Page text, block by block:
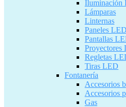
Iluminación
Lámparas
Linternas
Paneles LED
Pantallas
Proyectores
Regletas
Tiras LED
Fontanería
Accesorios
Accesorios
Gas